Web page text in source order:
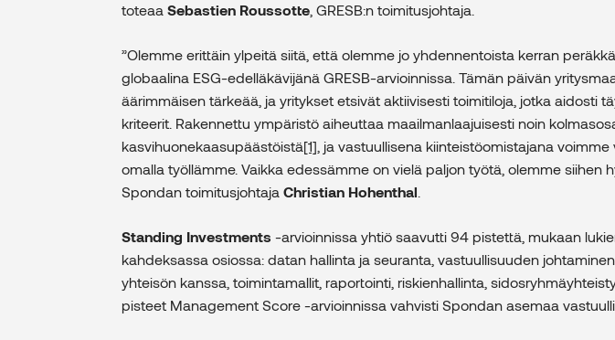
toteaaSebastien Roussotte , GRESB:n toimitusjohtaja.
”Olemme erittäin ylpeitä siitä, että olemme jo yhdennentoista kerran
globaalina ESG-edelläkävijänä GRESB-arvioinnissa. Tämän päivän
äärimmäisen tärkeää, ja yritykset etsivät aktiivisesti toimitiloja, jotka aidosti
kriteerit. Rakennettu ympäristö aiheuttaa maailmanlaajuisesti noin
kasvihuonekaasupäästöistä[1] , ja vastuullisena kiinteistöomistajana
omalla työllämme. Vaikka edessämme on vielä paljon työtä, olemme siihen
Spondan toimitusjohtajaChristian Hohenthal
Standing Investments -arvioinnissa yhtiö saavutti 94 pistettä, mukaan
kahdeksassa osiossa: datan hallinta ja seuranta, vastuullisuuden
yhteisön kanssa, toimintamallit, raportointi, riskienhallinta,
pisteet Management Score -arvioinnissa vahvisti Spondan asemaa